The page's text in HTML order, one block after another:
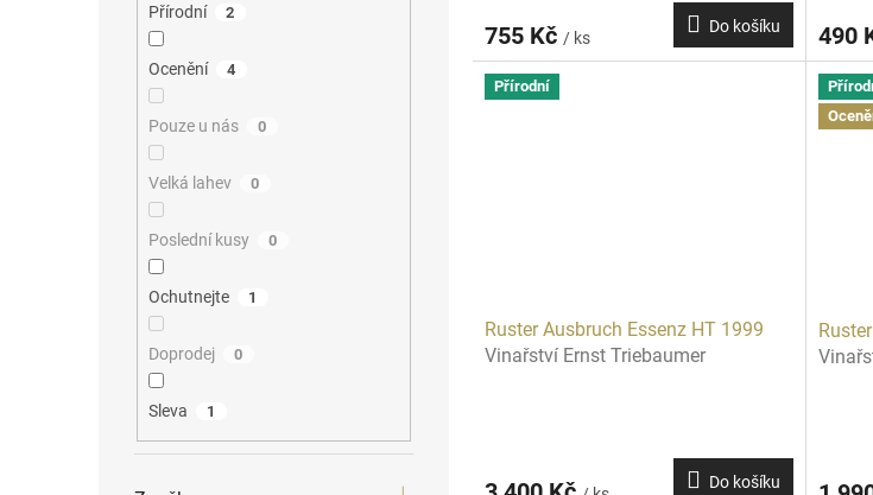
Přírodní 2
Ocenění 4
Pouze u nás 0
Velká lahev 0
Poslední kusy 0
Ochutnejte 1
Doprodej 0
Sleva 1
755 Kč / ks
Do košíku 490
Přírodní
Ruster Ausbruch Essenz HT 1999
Vinařství Ernst Triebaumer
Do košíku